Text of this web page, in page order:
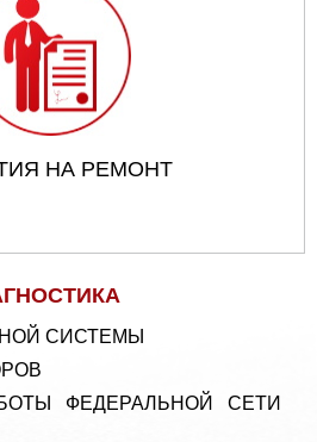
НА РЕМОНТ
СИСТЕМЫ
ФЕДЕРАЛЬНОЙ СЕТИ